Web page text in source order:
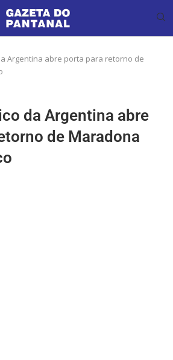
Argentina abre porta para retorno de
da Argentina abre
de Maradona